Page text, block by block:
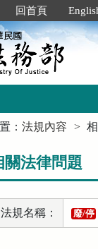
回首頁
：法規內容
關法律問題
法規名稱： 廢/停